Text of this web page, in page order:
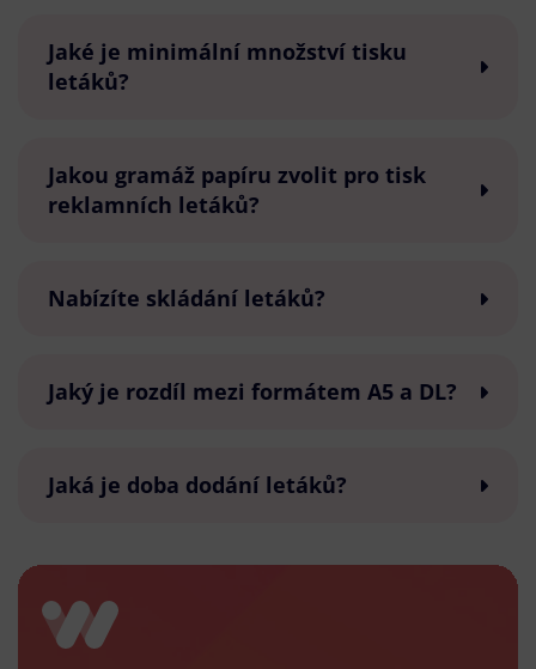
Jaké je minimální množství tisku
letáků?
Jakou gramáž papíru zvolit pro tisk
reklamních letáků?
Nabízíte skládání letáků?
Jaký je rozdíl mezi formátem A5 a DL?
Jaká je doba dodání letáků?